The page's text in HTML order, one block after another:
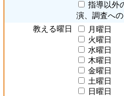
指導以外
演、調査へ
教える曜日
月曜日
火曜日
水曜日
木曜日
金曜日
土曜日
日曜日